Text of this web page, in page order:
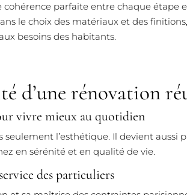
parfaite entre chaque étape
le choix des matériaux et des
besoins des habitants.
d’une rénovation
vivre mieux au quotidien
l’esthétique. Il devient aussi
en sérénité et en qualité de vie.
des particuliers